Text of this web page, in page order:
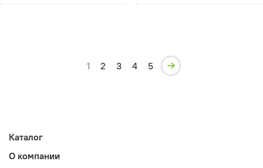
1 2 3 4 5
Каталог
О компании